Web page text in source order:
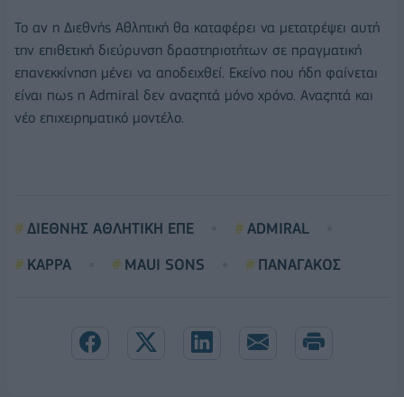
Το αν η Διεθνής Αθλητική θα καταφέρει να μετατρέψει αυτή
την επιθετική διεύρυνση δραστηριοτήτων σε πραγματική
επανεκκίνηση μένει να αποδειχθεί. Εκείνο που ήδη φαίνεται
είναι πως η Admiral δεν αναζητά μόνο χρόνο. Αναζητά και
νέο επιχειρηματικό μοντέλο.
ΔΙΕΘΝΗΣ ΑΘΛΗΤΙΚΗ ΕΠΕ
ADMIRAL
KAPPA
MAUI SONS ΠΑΝΑΓΑΚΟΣ